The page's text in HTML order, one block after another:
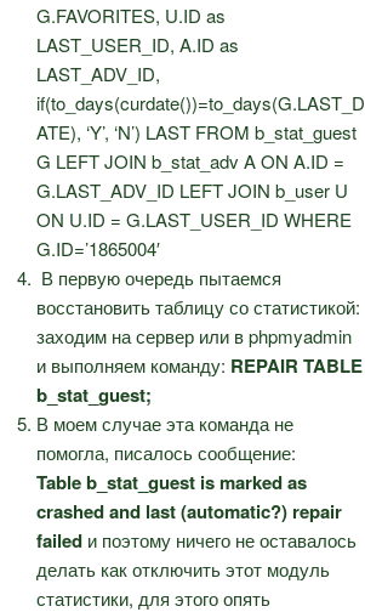
G.FAVORITES, U.ID as
LAST_USER_ID, A.ID as
LAST_ADV_ID,
if(to_days(curdate())=to_days(G.LAST_D
ATE), ‘Y’, ‘N’) LAST FROM b_stat_guest
G LEFT JOIN b_stat_adv A ON A.ID =
G.LAST_ADV_ID LEFT JOIN b_user U
ON U.ID = G.LAST_USER_ID WHERE
G.ID=’1865004′
В первую очередь пытаемся
восстановить таблицу со статистикой:
заходим на сервер или в phpmyadmin
и выполняем команду: REPAIR TABLE
b_stat_guest;
В моем случае эта команда не
помогла, писалось сообщение:
Table b_stat_guest is marked as
crashed and last (automatic?) repair
failed и поэтому ничего не оставалось
делать как отключить этот модуль
статистики, для этого опять